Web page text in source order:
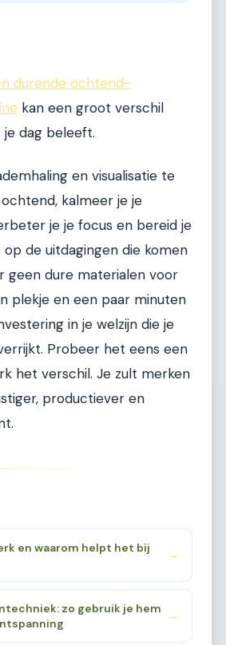
durende ochtend-
kan een groot verschil
je dag beleeft.
en visualisatie te
kalmeer je je
je je focus en bereid je
de uitdagingen die komen
geen dure materialen voor
plekje en een paar minuten
in je welzijn die je
Probeer het eens een
het verschil. Je zult merken
productiever en
en waarom helpt het bij
→
zo gebruik je hem
→